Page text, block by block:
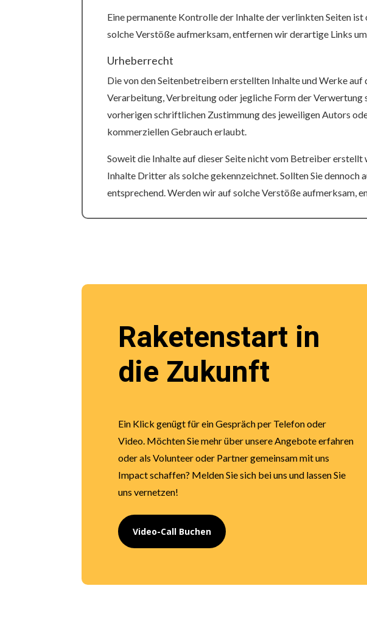
Eine permanente Kontrolle der Inhalte der verlinkten Seiten
solche Verstöße aufmerksam, entfernen wir derartige Links
Urheberrecht
Die von den Seitenbetreibern erstellten Inhalte und Werke
Verarbeitung, Verbreitung oder jegliche Form der
vorherigen schriftlichen Zustimmung des jeweiligen Autors
kommerziellen Gebrauch erlaubt.
Soweit die Inhalte auf dieser Seite nicht vom Betreiber
Inhalte Dritter als solche gekennzeichnet. Sollten Sie
entsprechend. Werden wir auf solche Verstöße aufmerksam,
Raketenstart in
die Zukunft
Ein Klick genügt für ein Gespräch per Telefon oder
Video. Möchten Sie mehr über unsere Angebote erfahren
oder als Volunteer oder Partner gemeinsam mit uns
Impact schaffen? Melden Sie sich bei uns und lassen Sie
uns vernetzen!
Video-Call Buchen